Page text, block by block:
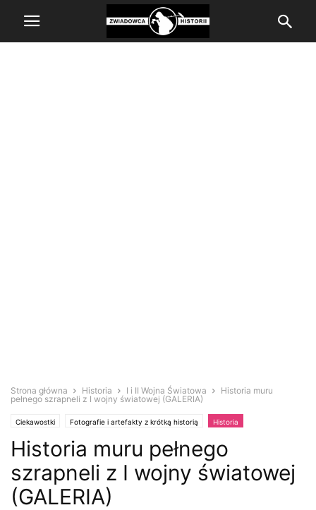
Strona główna Historia I i II Wojna Światowa
Historia muru
pełnego szrapneli z I wojny światowej (GALERIA)
Ciekawostki Fotografie i artefakty z krótką historią Historia
I i II Wojna Światowa Zabytki i antyki
Historia muru pełnego
szrapneli z I wojny światowej
(GALERIA)